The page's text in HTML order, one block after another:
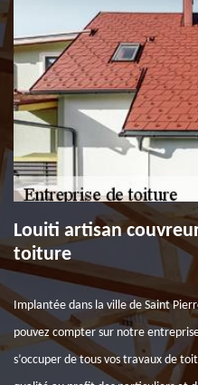
Louiti artisan
toiture
Implantée dans la ville de Saint
pouvez compter sur notre
s’occuper de tous vos travaux de